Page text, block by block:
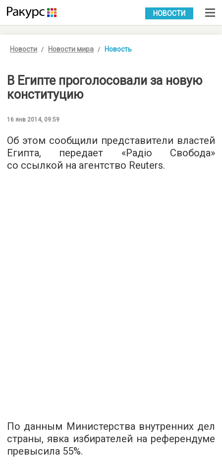
УКР РУС
НОВОСТИ
Новости Новости мира Новость
В Египте проголосовали за новую
конституцию
16 янв 2014, 09:59
Об этом сообщили представители властей
Египта, передает «Радіо Свобода»
со ссылкой на агентство Reuters.
По данным Министерства внутренних дел
страны, явка избирателей на референдуме
превысила 55%.